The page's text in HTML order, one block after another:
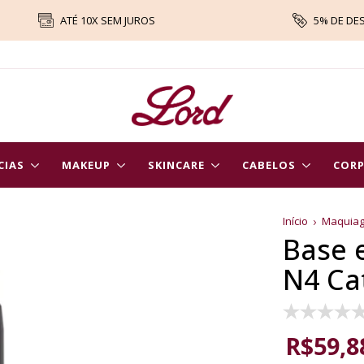
ATÉ 10X SEM JUROS 5% DE
MAKEUP SKINCARE CABELOS
Início
Base
N4